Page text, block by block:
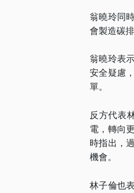
翁曉玲同
會製造碳
翁曉玲表
安全疑慮
單。
反方代表
電，轉向
時指出，
機會。
林子倫也